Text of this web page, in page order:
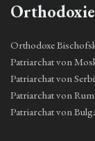
Orthodoxe
Patriarchat von
Patriarchat von
Patriarchat von
Patriarchat von